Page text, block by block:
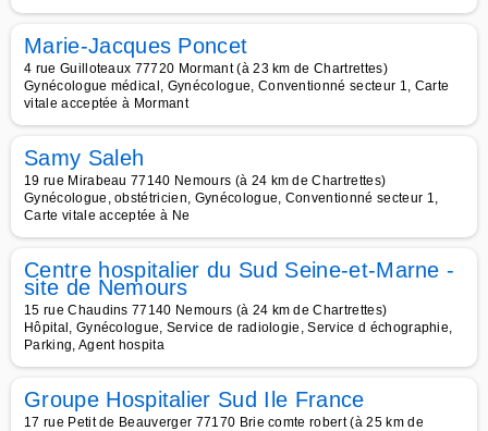
Marie-Jacques Poncet
4 rue Guilloteaux 77720 Mormant (à 23 km de Chartrettes)
Gynécologue médical, Gynécologue, Conventionné secteur 1, Carte
vitale acceptée à Mormant
Samy Saleh
19 rue Mirabeau 77140 Nemours (à 24 km de Chartrettes)
Gynécologue, obstétricien, Gynécologue, Conventionné secteur 1,
Carte vitale acceptée à Ne
Centre hospitalier du Sud Seine-et-Marne -
site de Nemours
15 rue Chaudins 77140 Nemours (à 24 km de Chartrettes)
Hôpital, Gynécologue, Service de radiologie, Service d échographie,
Parking, Agent hospita
Groupe Hospitalier Sud Ile France
17 rue Petit de Beauverger 77170 Brie comte robert (à 25 km de